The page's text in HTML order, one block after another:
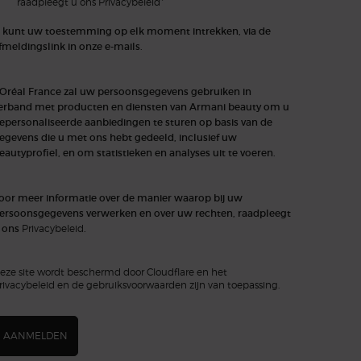
kunt uw toestemming op elk moment intrekken, via de
in onze e-mails.
France zal uw persoonsgegevens gebruiken in
met producten en diensten van Armani beauty om u
aanbiedingen te sturen op basis van de
die u met ons hebt gedeeld, inclusief uw
en om statistieken en analyses uit te voeren.
meer informatie over de manier waarop bij uw
verwerken en over uw rechten, raadpleegt
ons Privacybeleid.
site wordt beschermd door Cloudflare en het
en de gebruiksvoorwaarden zijn van toepassing.
AANMELDEN